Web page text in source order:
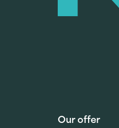
Our offer